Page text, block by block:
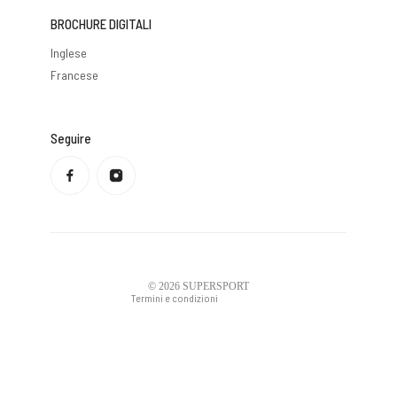
BROCHURE DIGITALI
Inglese
Francese
Seguire
© 2026 SUPERSPORT
Termini e condizioni
Informativa sulla privacy
Politica di rimborso